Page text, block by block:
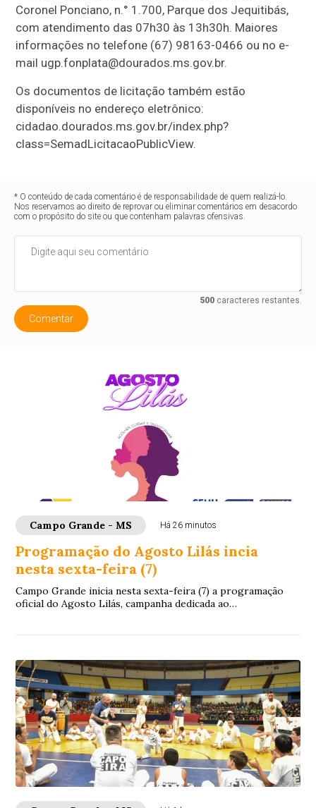
Coronel Ponciano, n.° 1.700, Parque dos Jequitibás,
com atendimento das 07h30 às 13h30h. Maiores
informações no telefone (67) 98163-0466 ou no e-
mail ugp.fonplata@dourados.ms.gov.br.
Os documentos de licitação também estão
disponíveis no endereço eletrônico:
cidadao.dourados.ms.gov.br/index.php?
class=SemadLicitacaoPublicView.
* O conteúdo de cada comentário é de responsabilidade de quem realizá-lo.
Nos reservamos ao direito de reprovar ou eliminar comentários em desacordo
com o propósito do site ou que contenham palavras ofensivas.
500caracteres restantes.
Comentar
Campo Grande - MS Há 26 minutos
Programação do Agosto Lilás incia
nesta sexta-feira (7)
Campo Grande inicia nesta sexta-feira (7) a programação
oficial do Agosto Lilás, campanha dedicada ao